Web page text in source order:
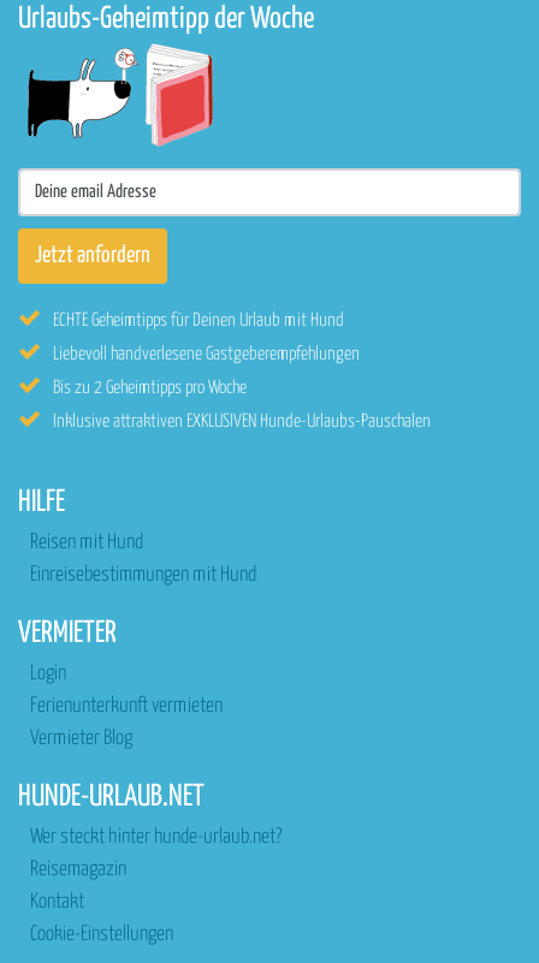
Urlaubs-Geheimtipp der Woche
ECHTE Geheimtipps für Deinen Urlaub mit Hund
Liebevoll handverlesene Gastgeberempfehlungen
Bis zu 2 Geheimtipps pro Woche
Inklusive attraktiven EXKLUSIVEN Hunde-Urlaubs-Pauschalen
HILFE
Reisen mit Hund
Einreisebestimmungen mit Hund
VERMIETER
Login
Ferienunterkunft vermieten
Vermieter Blog
HUNDE-URLAUB.NET
Wer steckt hinter hunde-urlaub.net?
Reisemagazin
Kontakt
Cookie-Einstellungen